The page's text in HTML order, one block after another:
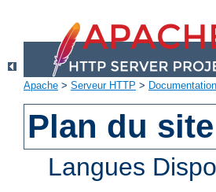
Apache > Serveur HTTP > Documentation
Plan du site
Langues